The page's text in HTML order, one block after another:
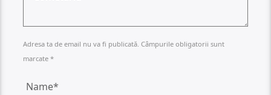
Adresa ta de email nu va fi publicată. Câmpurile obligatorii sunt
marcate *